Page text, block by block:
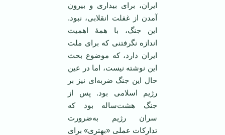
ایران، برای بیداری و بیرون
آمدن از غفلت انقلابی، نبود.
این جنگ، با همۀ اهمیت
اندازه نگرفتنی که برای ملت
ایران دارد، که موضوع بحث
این نوشته نیست، اما در عین
حال این جنگ ضربه‌ای نیز بر
رژیم اسلامی بود. پس از
جنگ هشت‌ساله بود که
سران رژیم به‌ضرورت
تدارکات عملی «بهتری» برای